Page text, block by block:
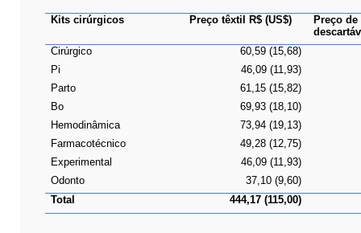
Kits cirúrgicos Preço têxtil R$ (US$)
Preço de
Cirúrgico
Pi
60,59 (15,68)
46,09 (11,93)
Parto
Bo
Hemodinâmica
Farmacotécnico
Experimental
Odonto
61,15 (15,82)
69,93 (18,10)
73,94 (19,13)
49,28 (12,75)
46,09 (11,93)
37,10 (9,60)
Total
444,17 (115,00)